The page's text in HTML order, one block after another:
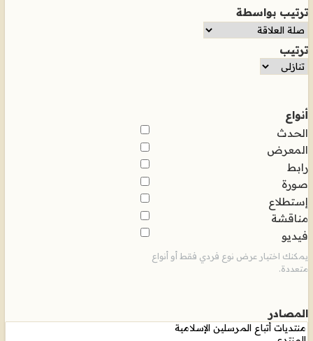
ترتيب بواسطة
ترتيب
أنواع
الحدث
المعرض
رابط
صورة
إستطلاع
مناقشة
فيديو
يمكنك اختيار عرض نوع فردي فقط أو أنواع
متعددة.
المصادر